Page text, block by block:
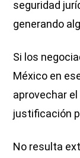
seguridad
generando
Si los
México en
aprovechar
justificación
No resulta